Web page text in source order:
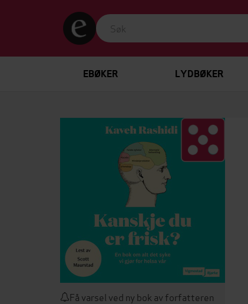
EBØKER LYDBØKER
Få varsel ved ny bok av forfatteren